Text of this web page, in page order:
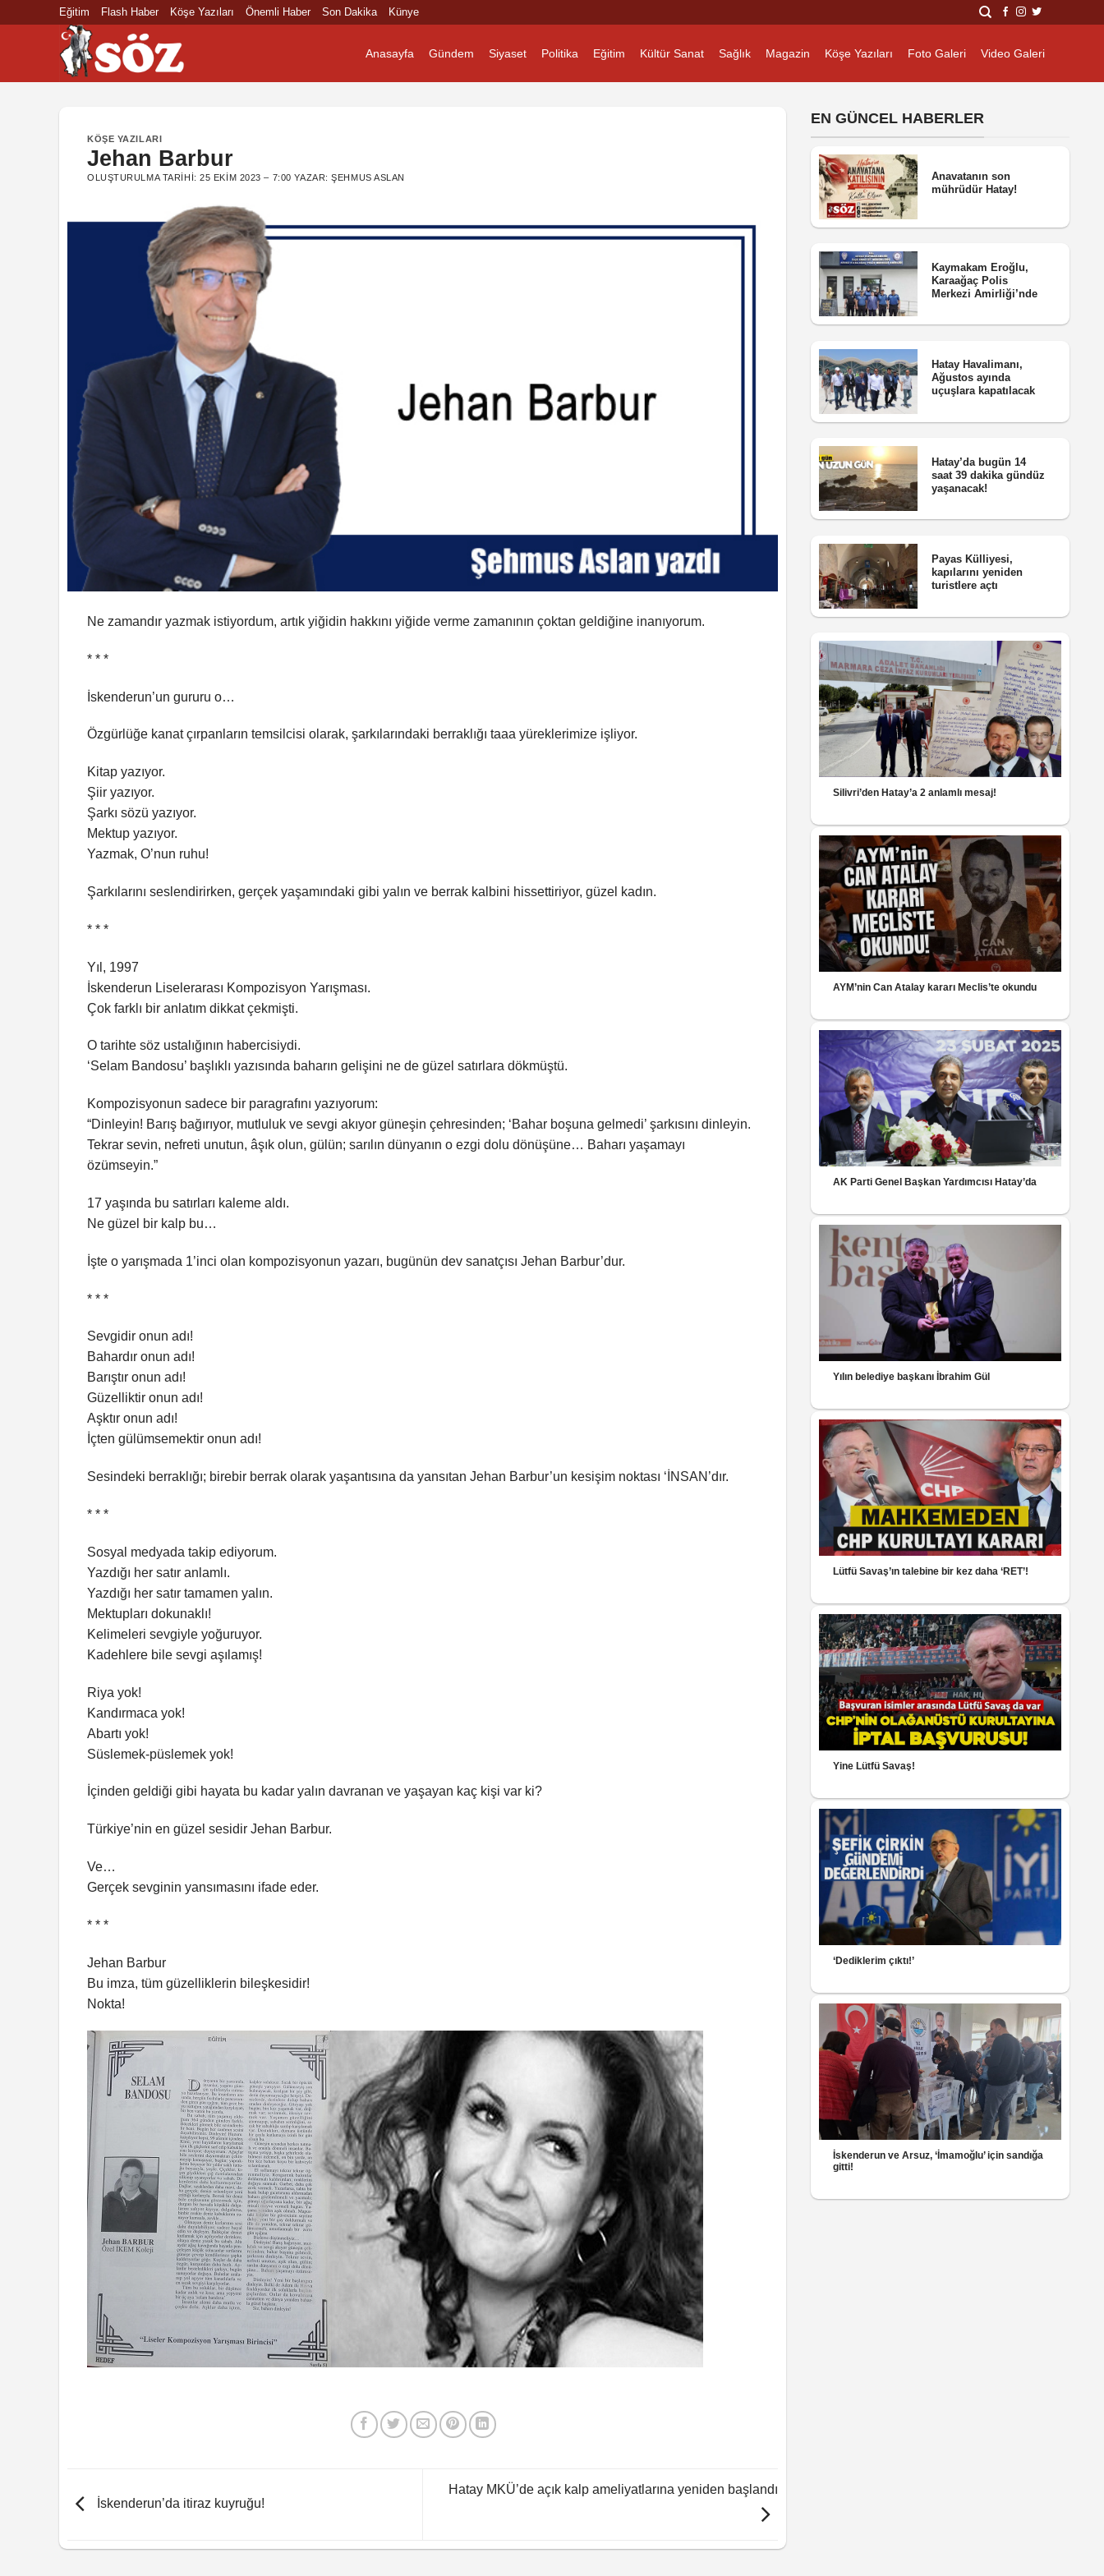
Eğitim Flash Haber Köşe Yazıları Önemli Haber Son Dakika Künye
Anasayfa Gündem Siyaset Politika Eğitim Kültür Sanat Sağlık Magazin Köşe Yazıları Foto Galeri Video Galeri
KÖŞE YAZILARI
Jehan Barbur
OLUŞTURULMA TARIHI:25 EKIM 2023 – 7:00 YAZAR:ŞEHMUS ASLAN
Ne zamandır yazmak istiyordum, artık yiğidin hakkını yiğide verme zamanının çoktan geldiğine inanıyorum.
* * *
İskenderun’un gururu o…
Özgürlüğe kanat çırpanların temsilcisi olarak, şarkılarındaki berraklığı taaa yüreklerimize işliyor.
Kitap yazıyor.
Şiir yazıyor.
Şarkı sözü yazıyor.
Mektup yazıyor.
Yazmak, O’nun ruhu!
Şarkılarını seslendirirken, gerçek yaşamındaki gibi yalın ve berrak kalbini hissettiriyor, güzel kadın.
* * *
Yıl, 1997
İskenderun Liselerarası Kompozisyon Yarışması.
Çok farklı bir anlatım dikkat çekmişti.
O tarihte söz ustalığının habercisiydi.
‘Selam Bandosu’ başlıklı yazısında baharın gelişini ne de güzel satırlara dökmüştü.
Kompozisyonun sadece bir paragrafını yazıyorum:
“Dinleyin! Barış bağırıyor, mutluluk ve sevgi akıyor güneşin çehresinden; ‘Bahar boşuna gelmedi’ şarkısını dinleyin.
Tekrar sevin, nefreti unutun, âşık olun, gülün; sarılın dünyanın o ezgi dolu dönüşüne… Baharı yaşamayı
özümseyin.”
17 yaşında bu satırları kaleme aldı.
Ne güzel bir kalp bu…
İşte o yarışmada 1’inci olan kompozisyonun yazarı, bugünün dev sanatçısı Jehan Barbur’dur.
* * *
Sevgidir onun adı!
Bahardır onun adı!
Barıştır onun adı!
Güzelliktir onun adı!
Aşktır onun adı!
İçten gülümsemektir onun adı!
Sesindeki berraklığı; birebir berrak olarak yaşantısına da yansıtan Jehan Barbur’un kesişim noktası ‘İNSAN’dır.
* * *
Sosyal medyada takip ediyorum.
Yazdığı her satır anlamlı.
Yazdığı her satır tamamen yalın.
Mektupları dokunaklı!
Kelimeleri sevgiyle yoğuruyor.
Kadehlere bile sevgi aşılamış!
Riya yok!
Kandırmaca yok!
Abartı yok!
Süslemek-püslemek yok!
İçinden geldiği gibi hayata bu kadar yalın davranan ve yaşayan kaç kişi var ki?
Türkiye’nin en güzel sesidir Jehan Barbur.
Ve…
Gerçek sevginin yansımasını ifade eder.
* * *
Jehan Barbur
Bu imza, tüm güzelliklerin bileşkesidir!
Nokta!
İskenderun’da itiraz kuyruğu!
Hatay MKÜ’de açık kalp ameliyatlarına yeniden başlandı
EN GÜNCEL HABERLER
Anavatanın son
mührüdür Hatay!
Kaymakam Eroğlu,
Karaağaç Polis
Merkezi Amirliği’nde
Hatay Havalimanı,
Ağustos ayında
uçuşlara kapatılacak
Hatay’da bugün 14
saat 39 dakika gündüz
yaşanacak!
Payas Külliyesi,
kapılarını yeniden
turistlere açtı
Silivri’den Hatay’a 2 anlamlı mesaj!
AYM’nin Can Atalay kararı Meclis’te okundu
AK Parti Genel Başkan Yardımcısı Hatay’da
Yılın belediye başkanı İbrahim Gül
Lütfü Savaş’ın talebine bir kez daha ‘RET’!
Yine Lütfü Savaş!
‘Dediklerim çıktı!’
İskenderun ve Arsuz, ‘İmamoğlu’ için sandığa
gitti!